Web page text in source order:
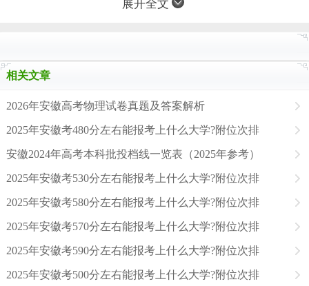
展开全文
相关文章
2026年安徽高考物理试卷真题及答案解析
2025年安徽考480分左右能报考上什么大学?附位次排
安徽2024年高考本科批投档线一览表（2025年参考）
2025年安徽考530分左右能报考上什么大学?附位次排
2025年安徽考580分左右能报考上什么大学?附位次排
2025年安徽考570分左右能报考上什么大学?附位次排
2025年安徽考590分左右能报考上什么大学?附位次排
2025年安徽考500分左右能报考上什么大学?附位次排